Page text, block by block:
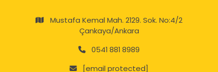
Mustafa Kemal Mah. 2129. Sok. No:4/2
Çankaya/Ankara
0541 881 8989
[email protected]